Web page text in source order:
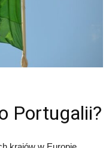
Portugalii?